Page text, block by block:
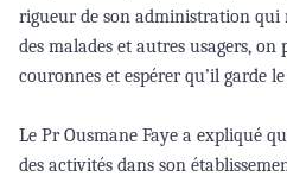
rigueur de son administration qui
des malades et autres usagers,
couronnes et espérer qu’il garde
Le Pr Ousmane Faye a expliqué
des activités dans son